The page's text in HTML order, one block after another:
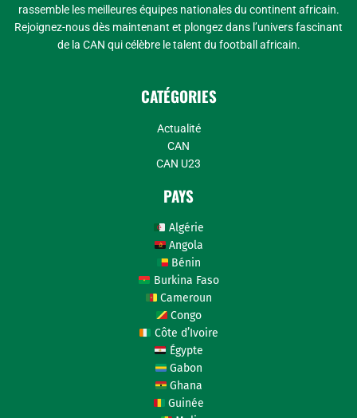
rassemble les meilleures équipes nationales du continent africain.
Rejoignez-nous dès maintenant et plongez dans l’univers fascinant
de la CAN qui célèbre le talent du football africain.
CATÉGORIES
Actualité
CAN
CAN U23
PAYS
Algérie
Angola
Bénin
Burkina Faso
Cameroun
Congo
Côte d’Ivoire
Égypte
Gabon
Ghana
Guinée